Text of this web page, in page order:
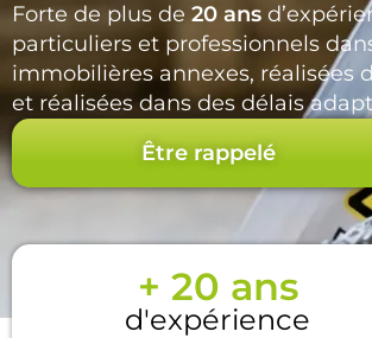
Forte de plus de 20 ans
particuliers et professionnels
immobilières annexes, réalisées
et réalisées dans des délais
Être rappelé
+ 20 ans
d'expérience